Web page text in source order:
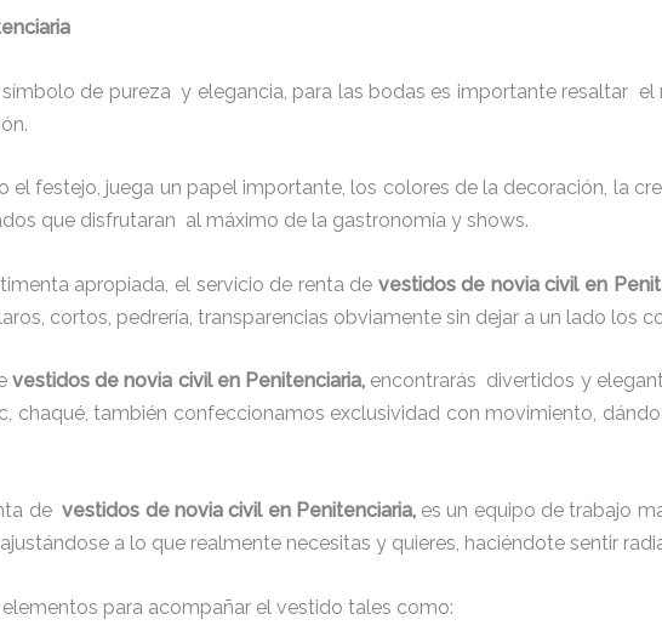
de pureza y elegancia, para las bodas es importante resaltar
el festejo, juega un papel importante, los colores de la decoración, la
que disfrutaran al máximo de la gastronomía y shows.
apropiada, el servicio de renta de vestidos de novia civil en
cortos, pedrería, transparencias obviamente sin dejar a un lado los
vestidos de novia civil en Penitenciaria, encontrarás divertidos y
chaqué, también confeccionamos exclusividad con movimiento,
devestidos de novia civil en Penitenciaria,es un equipo de trabajo
a lo que realmente necesitas y quieres, haciéndote sentir
para acompañar el vestido tales como: